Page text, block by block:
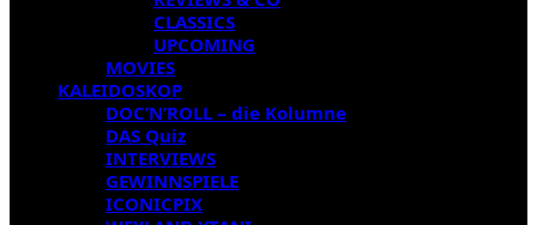
CLASSICS
UPCOMING
MOVIES
KALEIDOSKOP
DOC’N’ROLL – die Kolumne
DAS Quiz
INTERVIEWS
GEWINNSPIELE
ICONICPIX